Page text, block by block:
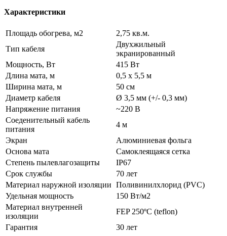
Характеристики
Площадь обогрева, м2
2,75 кв.м.
Тип кабеля
Двухжильный
экранированный
Мощность, Вт
415 Вт
Длина мата, м
0,5 х 5,5 м
Ширина мата, м
50 см
Диаметр кабеля
Ø 3,5 мм (+/- 0,3 мм)
Напряжение питания
~220 В
Соеденительный кабель
питания
4 м
Экран
Алюминиевая фольга
Основа мата
Самоклеящаяся сетка
Степень пылевлагозащиты
IP67
Срок службы
70 лет
Материал наружной изоляции Поливинилхлорид (PVC)
Удельная мощность
150 Вт/м2
Материал внутренней
изоляции
FEP 250ºС (teflon)
Гарантия
30 лет